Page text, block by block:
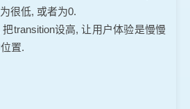
很低, 或者为0.
transition设高, 让用户体验是慢慢
置.